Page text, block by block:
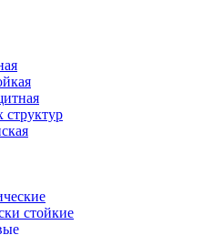
структур
стойкие